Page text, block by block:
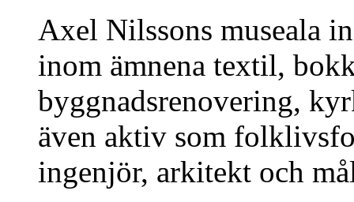
Axel Nilssons museala
inom ämnena textil,
byggnadsrenovering,
även aktiv som
ingenjör, arkitekt och